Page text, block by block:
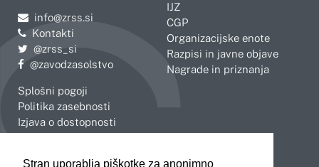
Stran uporablja piškotke za anonimno
Pošljite e-mail na
info@zrss.si
Kontakti
Pojdite na Twitter:
@zrss_si
Pojdite na Facebook:
@zavodzasolstvo
Splošni pogoji
Politika zasebnosti
Izjava o dostopnosti
IJZ
CGP
Organizacijske enote
Razpisi in javne objave
Nagrade in priznanja